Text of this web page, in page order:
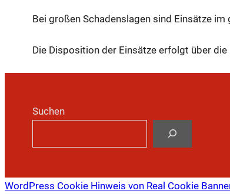
Bei großen Schadenslagen sind Einsätze
Die Disposition der Einsätze erfolgt über die
Suchen
WordPress Cookie Hinweis von Real Cookie